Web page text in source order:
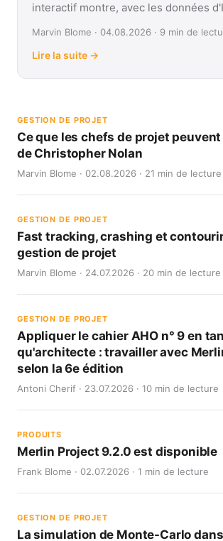
interactif montre, avec les données
Marvin Blome · 04.08.2026 · 9 min de
Lire la suite →
GESTION DE PROJET
Ce que les chefs de projet
de Christopher Nolan
Marvin Blome · 02.08.2026 · 21 min de lecture
GESTION DE PROJET
Fast tracking, crashing et
gestion de projet
Marvin Blome · 24.07.2026 · 20 min de lecture
GESTION DE PROJET
Appliquer le cahier AHO n° 9 en
qu'architecte : travailler avec
selon la 6e édition
Antoni Cherif · 23.07.2026 · 10 min de lecture
PRODUITS
Merlin Project 9.2.0 est disponible
Frank Blome · 02.07.2026 · 1 min de lecture
GESTION DE PROJET
La simulation de Monte-Carlo